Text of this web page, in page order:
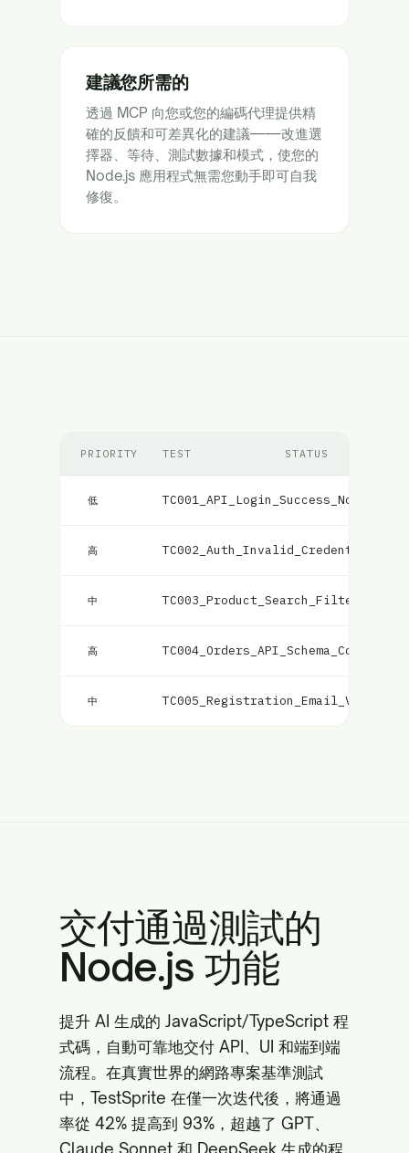
建議您所需的
透過 MCP 向您或您的編碼代理提供精
確的反饋和可差異化的建議——改進選
擇器、等待、測試數據和模式，使您的
Node.js 應用程式無需您動手即可自我
修復。
PRIORITY TEST STATUS
低 TC001_API_Login_Success_Nodejs
高
中
高 TC004_Orders_API_Schema_Contracts
中
交付通過測試的
Node.js 功能
提升 AI 生成的 JavaScript/TypeScript 程
式碼，自動可靠地交付 API、UI 和端到端
流程。在真實世界的網路專案基準測試
中，TestSprite 在僅一次迭代後，將通過
率從 42% 提高到 93%，超越了 GPT、
Claude Sonnet 和 DeepSeek 生成的程